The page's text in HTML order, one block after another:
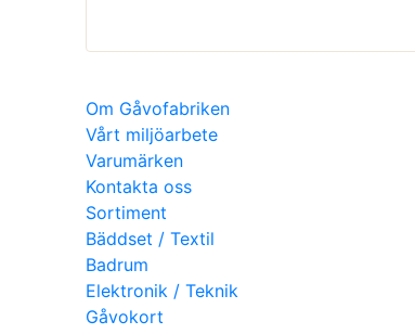
Om Gåvofabriken
Vårt miljöarbete
Varumärken
Kontakta oss
Sortiment
Bäddset / Textil
Badrum
Elektronik / Teknik
Gåvokort